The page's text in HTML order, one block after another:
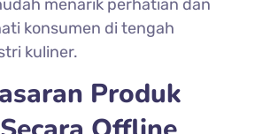
menarik perhatian dan
konsumen di tengah
kuliner.
Produk